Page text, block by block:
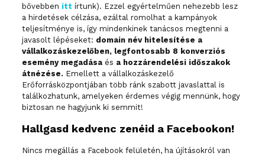
bővebben itt írtunk). Ezzel egyértelműen nehezebb lesz
a hirdetések célzása, ezáltal romolhat a kampányok
teljesítménye is, így mindenkinek tanácsos megtenni a
javasolt lépéseket: domain név hitelesítése a
vállalkozáskezelőben, legfontosabb 8 konverziós
esemény megadása és a hozzárendelési időszakok
átnézése. Emellett a vállalkozáskezelő
Erőforrásközpontjában több ránk szabott javaslattal is
találkozhatunk, amelyeken érdemes végig mennünk, hogy
biztosan ne hagyjunk ki semmit!
Hallgasd kedvenc zenéid a Facebookon!
Nincs megállás a Facebook felületén, ha újításokról van